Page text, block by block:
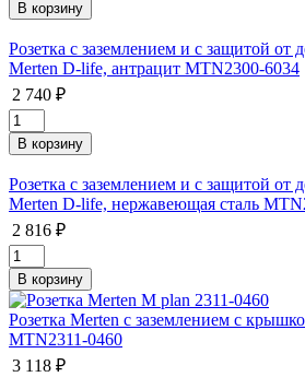
Розетка с заземлением и с защитой от
Merten D-life, антрацит MTN2300-6034
2 740 ₽
Розетка с заземлением и с защитой от
Merten D-life, нержавеющая сталь
2 816 ₽
Розетка Merten с заземлением с
MTN2311-0460
3 118 ₽